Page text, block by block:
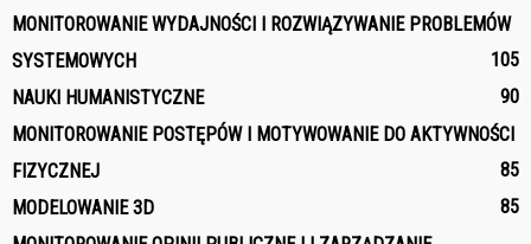
MONITOROWANIE WYDAJNOŚCI I ROZWIĄZYWANIE PROBLEMÓW
SYSTEMOWYCH
105
NAUKI HUMANISTYCZNE
90
MONITOROWANIE POSTĘPÓW I MOTYWOWANIE DO AKTYWNOŚCI
FIZYCZNEJ
85
MODELOWANIE 3D
85